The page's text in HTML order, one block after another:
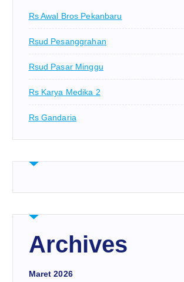
Rs Awal Bros Pekanbaru
Rsud Pesanggrahan
Rsud Pasar Minggu
Rs Karya Medika 2
Rs Gandaria
Archives
Maret 2026